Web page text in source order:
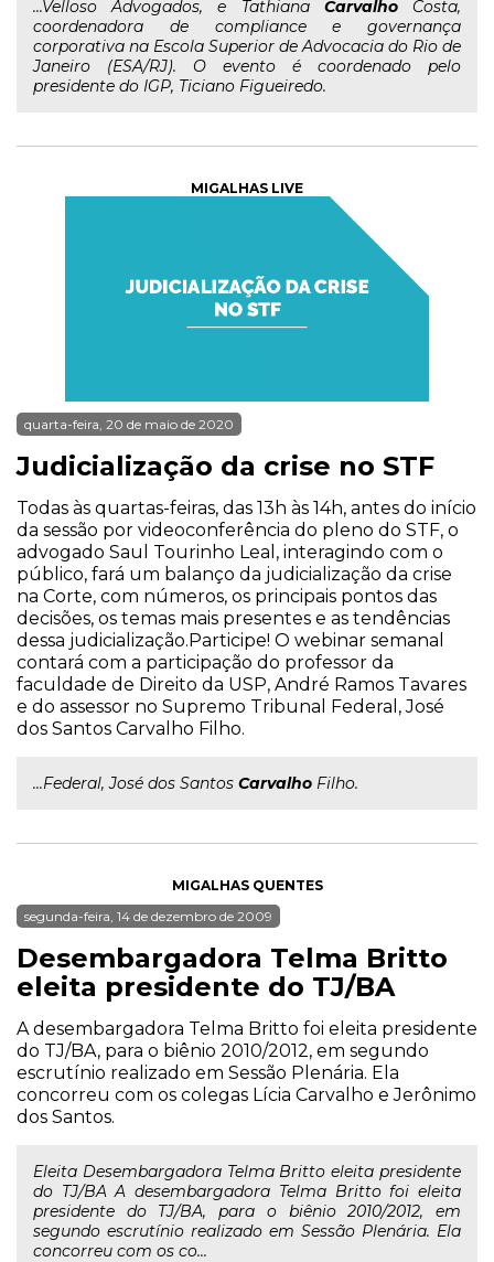
...Velloso Advogados, e Tathiana CarvalhoCosta,
coordenadora de compliance e governança
corporativa na Escola Superior de Advocacia do Rio de
Janeiro (ESA/RJ). O evento é coordenado pelo
presidente do IGP, Ticiano Figueiredo.
MIGALHAS LIVE
quarta-feira, 20 de maio de 2020
Judicialização da crise no STF
Todas às quartas-feiras, das 13h às 14h, antes do início
da sessão por videoconferência do pleno do STF, o
advogado Saul Tourinho Leal, interagindo com o
público, fará um balanço da judicialização da crise
na Corte, com números, os principais pontos das
decisões, os temas mais presentes e as tendências
dessa judicialização.Participe! O webinar semanal
contará com a participação do professor da
faculdade de Direito da USP, André Ramos Tavares
e do assessor no Supremo Tribunal Federal, José
dos Santos Carvalho Filho.
...Federal, José dos Santos Carvalho Filho.
MIGALHAS QUENTES
segunda-feira, 14 de dezembro de 2009
Desembargadora Telma Britto
eleita presidente do TJ/BA
A desembargadora Telma Britto foi eleita presidente
do TJ/BA, para o biênio 2010/2012, em segundo
escrutínio realizado em Sessão Plenária. Ela
concorreu com os colegas Lícia Carvalho e Jerônimo
dos Santos.
Eleita Desembargadora Telma Britto eleita presidente
do TJ/BA A desembargadora Telma Britto foi eleita
presidente do TJ/BA, para o biênio 2010/2012, em
segundo escrutínio realizado em Sessão Plenária. Ela
concorreu com os co...